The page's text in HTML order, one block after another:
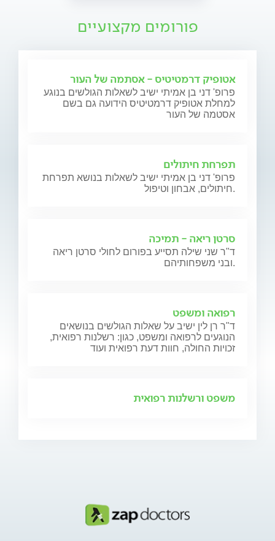
פורומים מקצועיים
אטופיק דרמטיטיס - אסתמה של העור
פרופ' דני בן אמיתי ישיב לשאלות הגולשים בנוגע
למחלת אטופיק דרמטיטיס הידועה גם בשם
אסטמה של העור
תפרחת חיתולים
פרופ' דני בן אמיתי ישיב לשאלות בנושא תפרחת
חיתולים, אבחון וטיפול.
סרטן ריאה - תמיכה
ד"ר שני שילה תסייע בפורום לחולי סרטן ריאה
ובני משפחותיהם.
רפואה ומשפט
ד"ר רן לין ישיב על שאלות הגולשים בנושאים
הנוגעים לרפואה ומשפט, כגון: רשלנות רפואית,
זכויות החולה, חוות דעת רפואית ועוד
משפט ורשלנות רפואית